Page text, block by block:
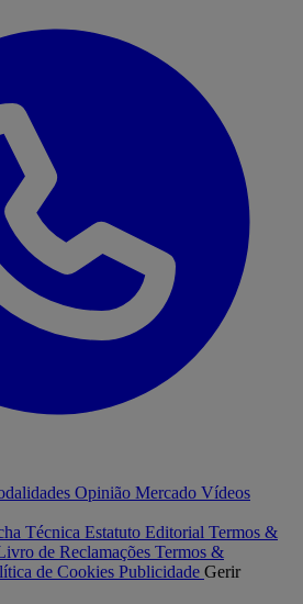
Opinião Mercado Vídeos
Técnica Estatuto Editorial Termos &
de Reclamações Termos &
de Cookies Publicidade Gerir